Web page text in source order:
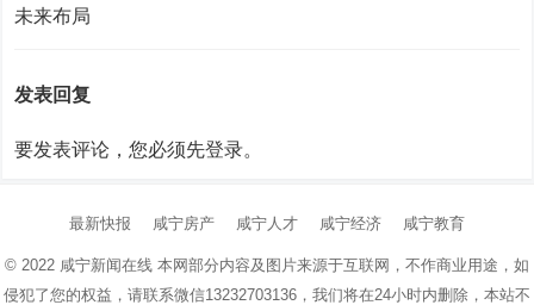
发表回复
要发表评论，您必须先登录。
最新快报 咸宁房产 咸宁人才 咸宁经济 咸宁教育
© 2022 咸宁新闻在线本网部分内容及图片来源于互联网，不作商业用途，如
侵犯了您的权益，请联系微信13232703136，我们将在24小时内删除，本站不